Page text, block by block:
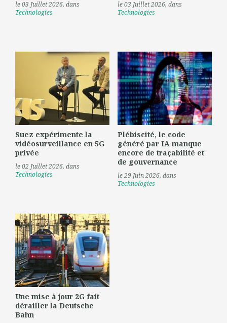
le 03 Juillet 2026, dans
Technologies
le 03 Juillet 2026, dans
Technologies
Suez expérimente la
vidéosurveillance en 5G
privée
le 02 Juillet 2026, dans
Technologies
Plébiscité, le code
généré par IA manque
encore de traçabilité et
de gouvernance
le 29 Juin 2026, dans
Technologies
Une mise à jour 2G fait
dérailler la Deutsche
Bahn